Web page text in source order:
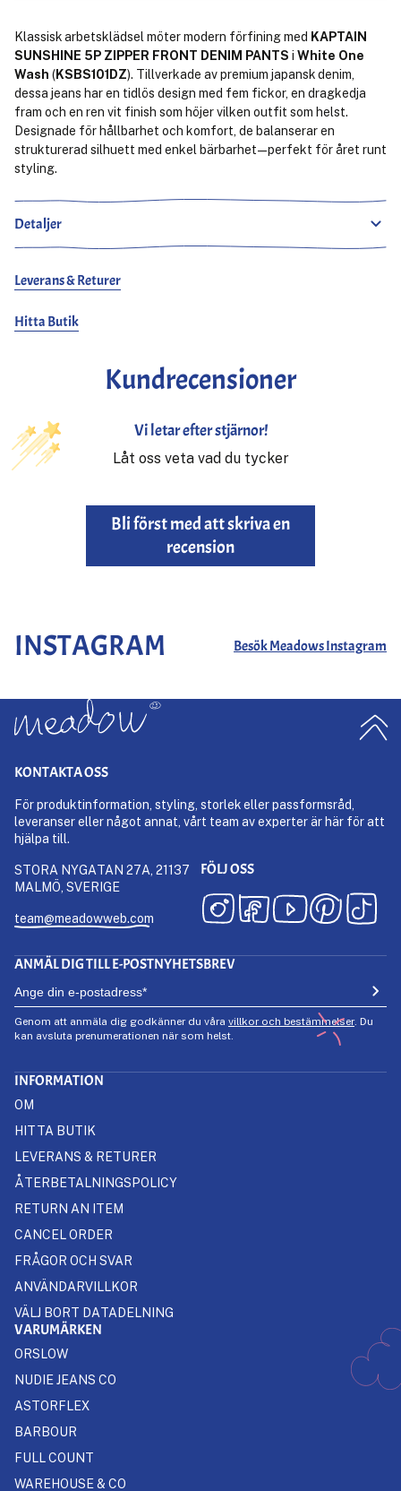
Klassisk arbetsklädsel möter modern förfining med KAPTAIN
SUNSHINE 5P ZIPPER FRONT DENIM PANTS i White One
Wash (KSBS101DZ). Tillverkade av premium japansk denim,
dessa jeans har en tidlös design med fem fickor, en dragkedja
fram och en ren vit finish som höjer vilken outfit som helst.
Designade för hållbarhet och komfort, de balanserar en
strukturerad silhuett med enkel bärbarhet—perfekt för året runt
styling.
Detaljer
Leverans & Returer
Hitta Butik
Kundrecensioner
Vi letar efter stjärnor!
Låt oss veta vad du tycker
Bli först med att skriva en
recension
INSTAGRAM Besök Meadows Instagram
KONTAKTA OSS
För produktinformation, styling, storlek eller passformsråd,
leveranser eller något annat, vårt team av experter är här för att
hjälpa till.
STORA NYGATAN 27A, 21137
MALMÖ, SVERIGE
team@meadowweb.com
FÖLJ OSS
ANMÄL DIG TILL E-POSTNYHETSBREV
Genom att anmäla dig godkänner du våra villkor och bestämmelser. Du
kan avsluta prenumerationen när som helst.
INFORMATION
OM
HITTA BUTIK
LEVERANS & RETURER
ÅTERBETALNINGSPOLICY
RETURN AN ITEM
CANCEL ORDER
FRÅGOR OCH SVAR
ANVÄNDARVILLKOR
VÄLJ BORT DATADELNING
VARUMÄRKEN
ORSLOW
NUDIE JEANS CO
ASTORFLEX
BARBOUR
FULL COUNT
WAREHOUSE & CO